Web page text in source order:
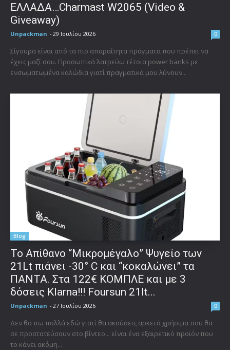
ΕΛΛΑΔΑ…Charmast W2065 (Video &
Giveaway)
Unpackman - 29 Ιουλίου 2026 0
Σίγουρα είναι από τα πιο απαραίτητα πράγματα που πρέπει να
έχεις μαζί σου. Προσωπικά λατρεύω τέτοια power banks με
ενσωματωμένα καλώδια γιατί πραγματικά μου λύνουν...
Blog
Το Απίθανο “Μικρομέγαλο” Ψυγείο των
21Lt πιάνει -30° C και “κοκαλώνει” τα
ΠΑΝΤΑ. Στα 122€ ΚΟΜΠΛΕ και με 3
δόσεις Klarna!!! Foursun 21lt...
Unpackman - 27 Ιουλίου 2026 0
Δεν θα πω πολλά εδώ γιατί θα ακούσεις αρκετά χρήσιμα που θα
σε προστατεύσουν στο βίντεο... είναι ένα εξαιρετικό προϊόν που
το κάνει ακόμη...